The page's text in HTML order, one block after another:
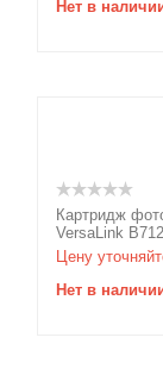
Нет в
Картридж
VersaLink
Цену
Нет в